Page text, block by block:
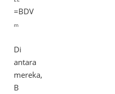
=BDV
m
Di
antara
mereka,
B